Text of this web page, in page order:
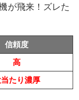
が飛来！ズレた
信頼度
高
当たり濃厚